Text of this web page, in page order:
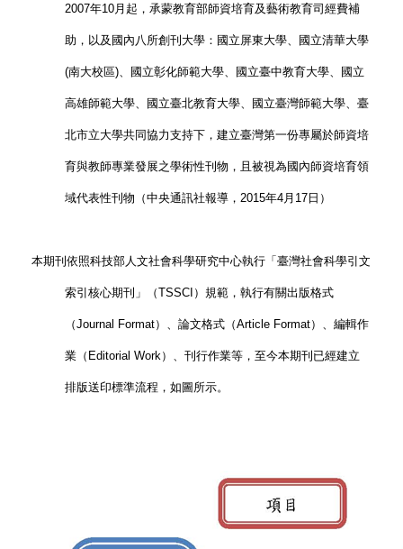
2007年10月起，承蒙教育部師資培育及藝術教育司經費補
助，以及國內八所創刊大學：國立屏東大學、國立清華大學
(南大校區)、國立彰化師範大學、國立臺中教育大學、國立
高雄師範大學、國立臺北教育大學、國立臺灣師範大學、臺
北市立大學共同協力支持下，建立臺灣第一份專屬於師資培
育與教師專業發展之學術性刊物，且被視為國內師資培育領
域代表性刊物（中央通訊社報導，2015年4月17日）
本期刊依照科技部人文社會科學研究中心執行「臺灣社會科學引文
索引核心期刊」（TSSCI）規範，執行有關出版格式
（Journal Format）、論文格式（Article Format）、編輯作
業（Editorial Work）、刊行作業等，至今本期刊已經建立
排版送印標準流程，如圖所示。